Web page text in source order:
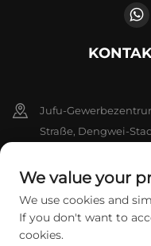
Jufu-
Straße, Dengwei-
+86-18802602550
[email protected]
We value your
We use cookies and
If you don't want to
cookies.